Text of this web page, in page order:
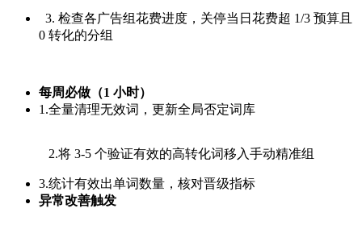
3. 检查各广告组花费进度，关停当日花费超 1/3 预算且
0 转化的分组
每周必做（1 小时）
1.全量清理无效词，更新全局否定词库
2.将 3-5 个验证有效的高转化词移入手动精准组
3.统计有效出单词数量，核对晋级指标
异常改善触发